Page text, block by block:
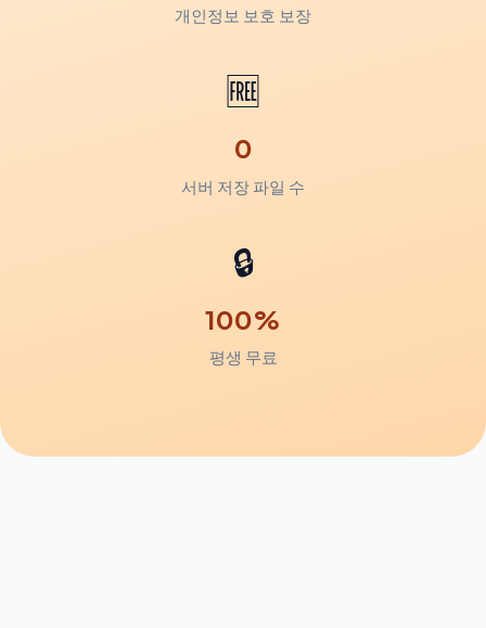
개인정보 보호 보장
🆓
0
서버 저장 파일 수
🔒
100%
평생 무료